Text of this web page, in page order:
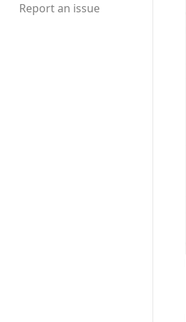
Report an issue